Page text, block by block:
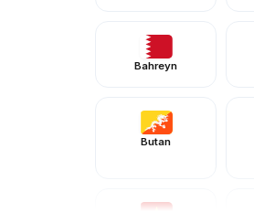
Bahreyn
Butan